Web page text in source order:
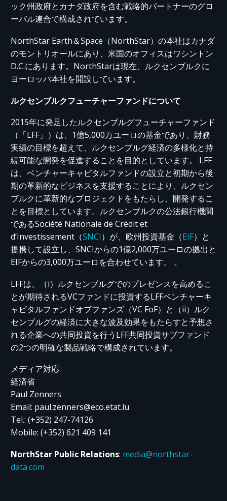
ック州政府とカナダ政府を含む戦略的パートナーのグロ
ーバル連合で構成されています。
NorthStar Earth＆Space（NorthStar）の本社はカナダ
のモントリオールにあり、米国のオフィスはワシントン
D.C.にあります。NorthStarは現在、ルクセンブルクに
ヨーロッパ本社を開設しています。
ルクセンブルクフューチャーファンドについて
2015年に発足したルクセンブルグフューチャーファンド
（「LFF」）は、1億5,000万ユーロの基金であり、財務
実績の目標を超えて、ルクセンブルグ経済の多様化と持
続可能な開発を促進することを目的としています。 LFF
は、ベンチャーキャピタルファンドの設立と初期から後
期の革新的なビジネスを支援することにより、ルクセン
ブルクに革新的なプロジェクトをもたらし、開発するこ
とを目標としています。ルクセンブルクの公法銀行機関
であるSociété Nationale de Crédit et
d’Investissement（SNCI）が、欧州投資基金（EIF）と
提携して設立し、SNCIからの1億2,000万ユーロの拠出と
EIFからの3,000万ユーロを合わせています。 。
LFFは、（i）ルクセンブルグでのプレゼンスを高めるこ
とが期待されるVCファンドに投資するLFFベンチャーキ
ャピタルファンドオブファンズ（VC FoF）と（ii）ルク
センブルグの経済に大きな波及効果をもたらすと予想さ
れる企業への共同投資を行うLFF共同投資サブファンド
の2つの明確な製品戦略で構成されています。
メディア対応:
経済省
Paul Zenners
Email: paul.zenners@eco.etat.lu
Tel.: (+352) 247-74126
Mobile: (+352) 621 409 141
NorthStar Public Relations: media@northstar-
data.com